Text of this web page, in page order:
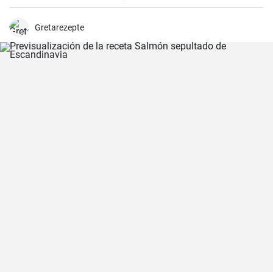
una mezcla de especias, ofrece una experiencia culinaria llena de
forma de hacer la paella, esta receta se acerca a la versión más
Gretarezepte